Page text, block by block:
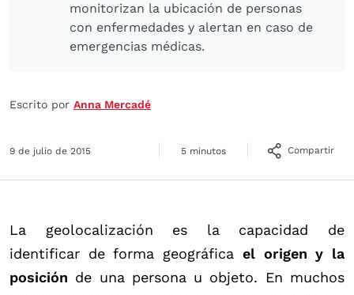
monitorizan la ubicación de personas
con enfermedades y alertan en caso de
emergencias médicas.
Escrito por Anna Mercadé
9 de julio de 2015 5 minutos Compartir
La geolocalización es la capacidad de
identificar de forma geográfica el origen y la
posición de una persona u objeto. En muchos